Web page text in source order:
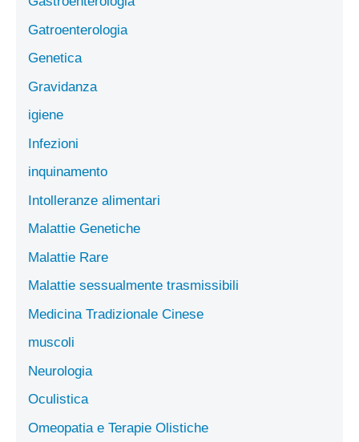
Gatroenterologia
Genetica
Gravidanza
igiene
Infezioni
inquinamento
Intolleranze alimentari
Malattie Genetiche
Malattie Rare
Malattie sessualmente trasmissibili
Medicina Tradizionale Cinese
muscoli
Neurologia
Oculistica
Omeopatia e Terapie Olistiche